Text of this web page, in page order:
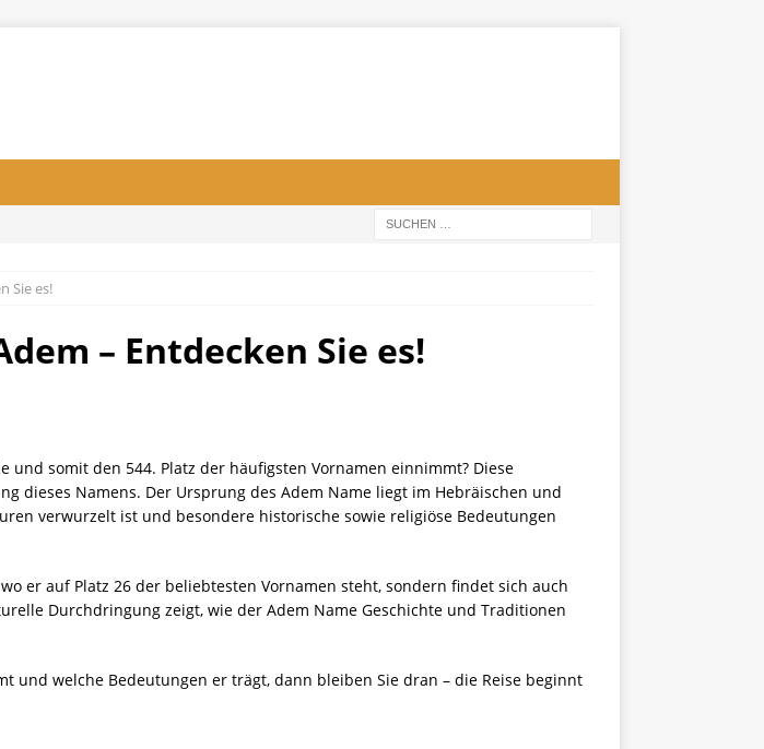
Sie es!
– Entdecken Sie es!
somit den 544. Platz der häufigsten Vornamen einnimmt? Diese
dieses Namens. Der Ursprung des Adem Name liegt im Hebräischen und
verwurzelt ist und besondere historische sowie religiöse Bedeutungen
er auf Platz 26 der beliebtesten Vornamen steht, sondern findet sich auch
Durchdringung zeigt, wie der Adem Name Geschichte und Traditionen
und welche Bedeutungen er trägt, dann bleiben Sie dran – die Reise beginnt